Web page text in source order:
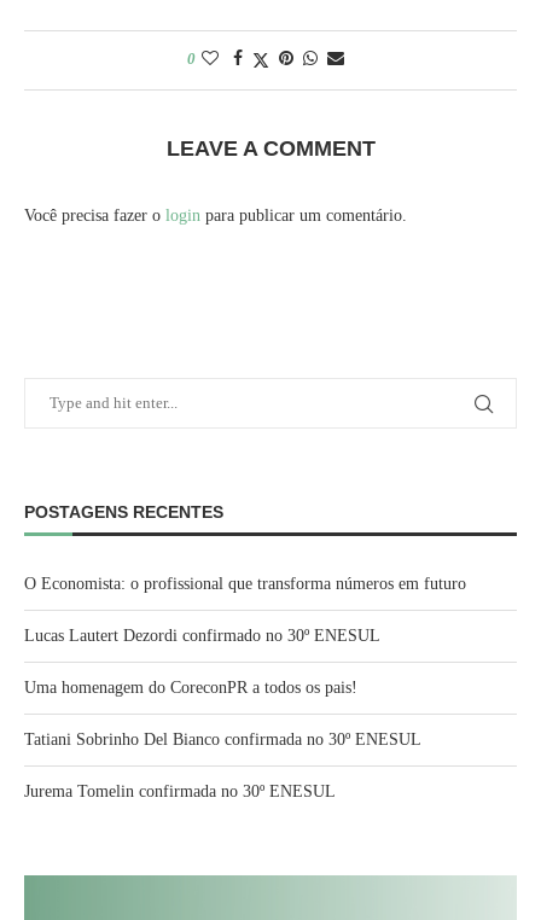
0
LEAVE A COMMENT
Você precisa fazer o login para publicar um comentário.
POSTAGENS RECENTES
O Economista: o profissional que transforma números em futuro
Lucas Lautert Dezordi confirmado no 30º ENESUL
Uma homenagem do CoreconPR a todos os pais!
Tatiani Sobrinho Del Bianco confirmada no 30º ENESUL
Jurema Tomelin confirmada no 30º ENESUL